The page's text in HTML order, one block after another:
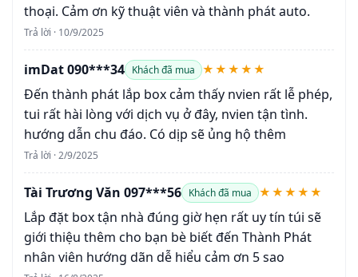
thoại. Cảm ơn kỹ thuật viên và thành phát auto.
Trả lời · 10/9/2025
imDat 090***34 Khách đã mua ★★★★★
Đến thành phát lắp box cảm thấy nvien rất lễ phép,
tui rất hài lòng với dịch vụ ở đây, nvien tận tình.
hướng dẫn chu đáo. Có dịp sẽ ủng hộ thêm
Trả lời · 2/9/2025
Tài Trương Văn 097***56 Khách đã mua ★★★★★
Lắp đặt box tận nhà đúng giờ hẹn rất uy tín túi sẽ
giới thiệu thêm cho bạn bè biết đến Thành Phát
nhân viên hướng dãn dễ hiểu cảm ơn 5 sao